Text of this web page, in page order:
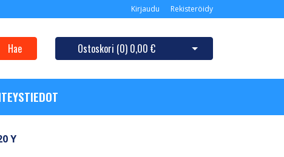
Kirjaudu Rekisteröidy
Hae Ostoskori (0) 0,00 € Avaa ostoskori
Y